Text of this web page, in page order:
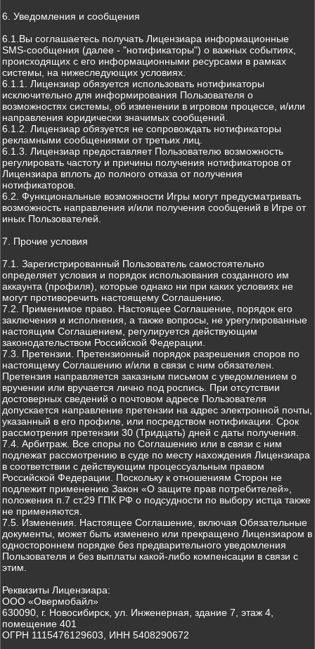
6. Уведомления и сообщения
6.1.Вы соглашаетесь получать Лицензиара информационные
SMS-сообщения (далее - "нотификаторы") о важных событиях,
происходящих с его информационными ресурсами в рамках
системы, на нижеследующих условиях.
6.1.1. Лицензиар обязуется использовать нотификаторы
исключительно для информирования Пользователя о
возможностях системы, об изменении в игровом процессе, и/или
направления юридически значимых сообщений.
6.1.2. Лицензиар обязуется не сопровождать нотификаторы
рекламными сообщениями от третьих лиц.
6.1.3. Лицензиар предоставляет Пользователю возможность
регулировать частоту и причины получения нотификаторов от
Лицензиара вплоть до полного отказа от получения
нотификаторов.
6.2. Функциональные возможности Игры могут предусматривать
возможность направления и/или получения сообщений в Игре от
иных Пользователей.
7. Прочие условия
7.1. Зарегистрированный Пользователь самостоятельно
определяет условия и порядок использования созданного им
аккаунта (профиля), которые однако ни при каких условиях не
могут противоречить настоящему Соглашению.
7.2. Применимое право. Настоящее Соглашение, порядок его
заключения и исполнения, а также вопросы, не урегулированные
настоящим Соглашением, регулируется действующим
законодательством Российской Федерации.
7.3. Претензии. Претензионный порядок разрешения споров по
настоящему Соглашению и/или в связи с ним обязателен.
Претензия направляется заказным письмом с уведомлением о
вручении или вручается лично под роспись. При отсутствии
достоверных сведений о почтовом адресе Пользователя
допускается направление претензии на адрес электронной почты,
указанный в его профиле, или посредством нотификации. Срок
рассмотрения претензии 30 (Тридцать) дней с даты получения.
7.4. Арбитраж. Все споры по Соглашению или в связи с ним
подлежат рассмотрению в суде по месту нахождения Лицензиара
в соответствии с действующим процессуальным правом
Российской Федерации. Поскольку к отношениям Сторон не
подлежит применению Закон «О защите прав потребителей»,
положения п.7 ст.29 ГПК РФ о подсудности по выбору истца также
не применяются.
7.5. Изменения. Настоящее Соглашение, включая Обязательные
документы, может быть изменено или прекращено Лицензиаром в
одностороннем порядке без предварительного уведомления
Пользователя и без выплаты какой-либо компенсации в связи с
этим.
Реквизиты Лицензиара:
ООО «Овермобайл»
630090, г. Новосибирск, ул. Инженерная, здание 7, этаж 4,
помещение 401
ОГРН 1115476129603, ИНН 5408290672